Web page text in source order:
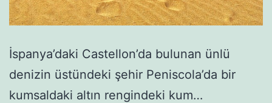
İspanya’daki Castellon’da bulunan ünlü
denizin üstündeki şehir Peniscola’da bir
kumsaldaki altın rengindeki kum…